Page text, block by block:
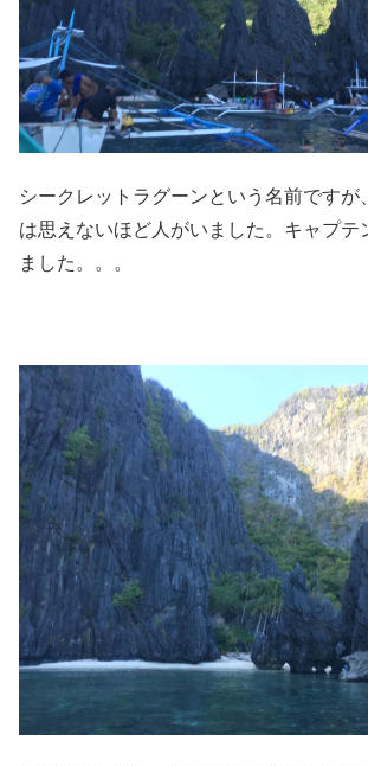
シークレットラグーンという名前ですが
は思えないほど人がいました。キャプテ
ました。。。